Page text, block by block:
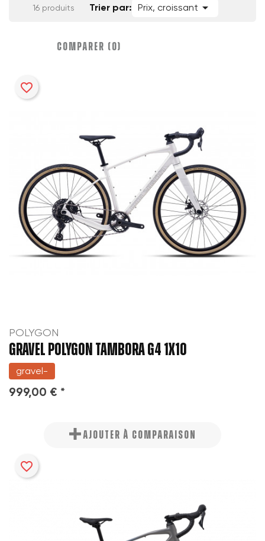
16 produits Trier par: Prix, croissant 
COMPARER (0)‎
POLYGON
GRAVEL POLYGON TAMBORA G4 1X10
gravel-
999,00 € *
favorite_border
AJOUTER À COMPARAISON
favorite_border